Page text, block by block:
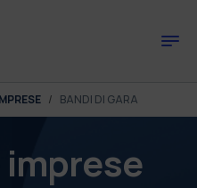
BANDI DI GARA
imprese